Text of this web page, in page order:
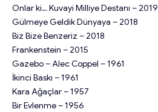
Onlar ki… Kuvayi Milliye Destanı – 2019
Gülmeye Geldik Dünyaya – 2018
Biz Bize Benzeriz – 2018
Frankenstein – 2015
Gazebo – Alec Coppel – 1961
İkinci Baskı – 1961
Kara Ağaçlar – 1957
Bir Evlenme – 1956